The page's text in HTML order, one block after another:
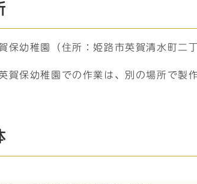
保幼稚園（住所：姫路市英賀清水
賀保幼稚園での作業は、別の場所で製